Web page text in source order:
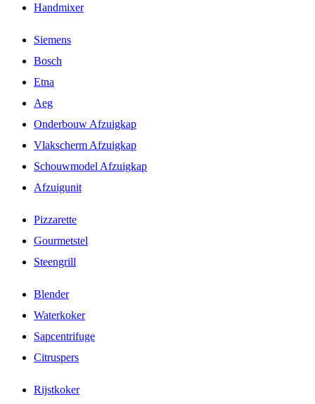
Handmixer
Siemens
Bosch
Etna
Aeg
Onderbouw Afzuigkap
Vlakscherm Afzuigkap
Schouwmodel Afzuigkap
Afzuigunit
Pizzarette
Gourmetstel
Steengrill
Blender
Waterkoker
Sapcentrifuge
Citruspers
Rijstkoker